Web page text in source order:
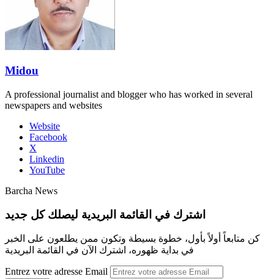
Midou
A professional journalist and blogger who has worked in several
newspapers and websites
Website
Facebook
X
Linkedin
YouTube
Barcha News
اشترك في القائمة البريدية ليصلك كل جديد
كن متابعاً أولاً بأول، خطوة بسيطة وتكون ممن يطلعون على الخبر
في بداية ظهوره، اشترك الآن في القائمة البريدية
Entrez votre adresse Email